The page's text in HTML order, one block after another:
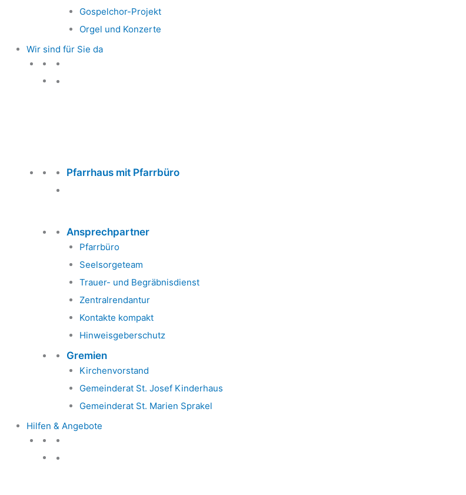
Gospelchor-Projekt
Orgel und Konzerte
Wir sind für Sie da
Pfarrhaus mit Pfarrbüro
Ansprechpartner
Pfarrbüro
Seelsorgeteam
Trauer- und Begräbnisdienst
Zentralrendantur
Kontakte kompakt
Hinweisgeberschutz
Gremien
Kirchenvorstand
Gemeinderat St. Josef Kinderhaus
Gemeinderat St. Marien Sprakel
Hilfen & Angebote